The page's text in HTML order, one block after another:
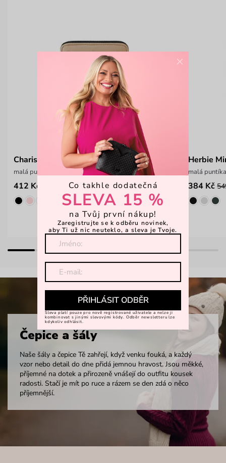
Charis Mini Beige
malá puntíkatá peněženka na zip
412 Kč
Herbie
malá
384 Kč
Čepice a šály
Naše šály a čepice Tě zahřejí, když venku fouká, a každý
vzor nebo detail do dne přidá jemnou hravost. Jsou měkké,
příjemné na dotek a přirozeně vnášejí do outfitu kousek
radosti. Stačí je mít po ruce a rázem se den zdá o něco
příjemnější.
×
Co takhle dodatečná
SLEVA 15 %
na Tvůj první nákup!
Zaregistrujte se k odběru novinek,
aby Ti už nic neuteklo, a sleva je Tvoje.
PŘIHLÁSIT ODBĚR
Sleva platí pouze pro nově registrované uživatele a nelze ji
kombinovat s jinými slevovými kódy. Odběr newsletteru lze
kdykoliv odhlásit.